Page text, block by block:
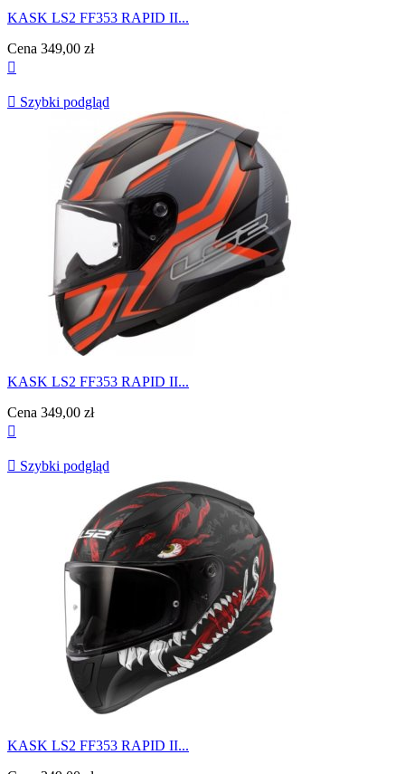
KASK LS2 FF353 RAPID II...
Cena 349,00 zł

 Szybki podgląd
KASK LS2 FF353 RAPID II...
Cena 349,00 zł

 Szybki podgląd
KASK LS2 FF353 RAPID II...